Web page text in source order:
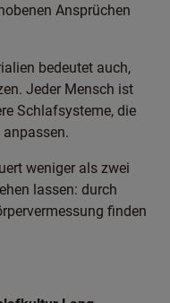
Ansprüchen
bedeutet auch,
Jeder Mensch ist
Schlafsysteme, die
weniger als zwei
lassen: durch
finden